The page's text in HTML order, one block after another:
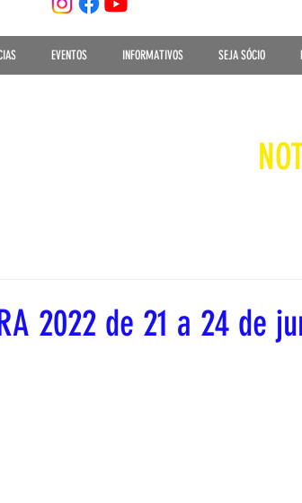
EVENTOS INFORMATIVOS SEJA SÓCIO
2022 de 21 a 24 de